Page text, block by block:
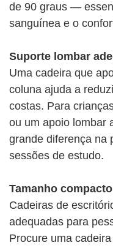
de 90 graus —
sanguínea e o
Suporte lombar
Uma cadeira que
coluna ajuda a
costas. Para
ou um apoio lombar
grande diferença na
sessões de estudo.
Tamanho
Cadeiras de
adequadas para
Procure uma